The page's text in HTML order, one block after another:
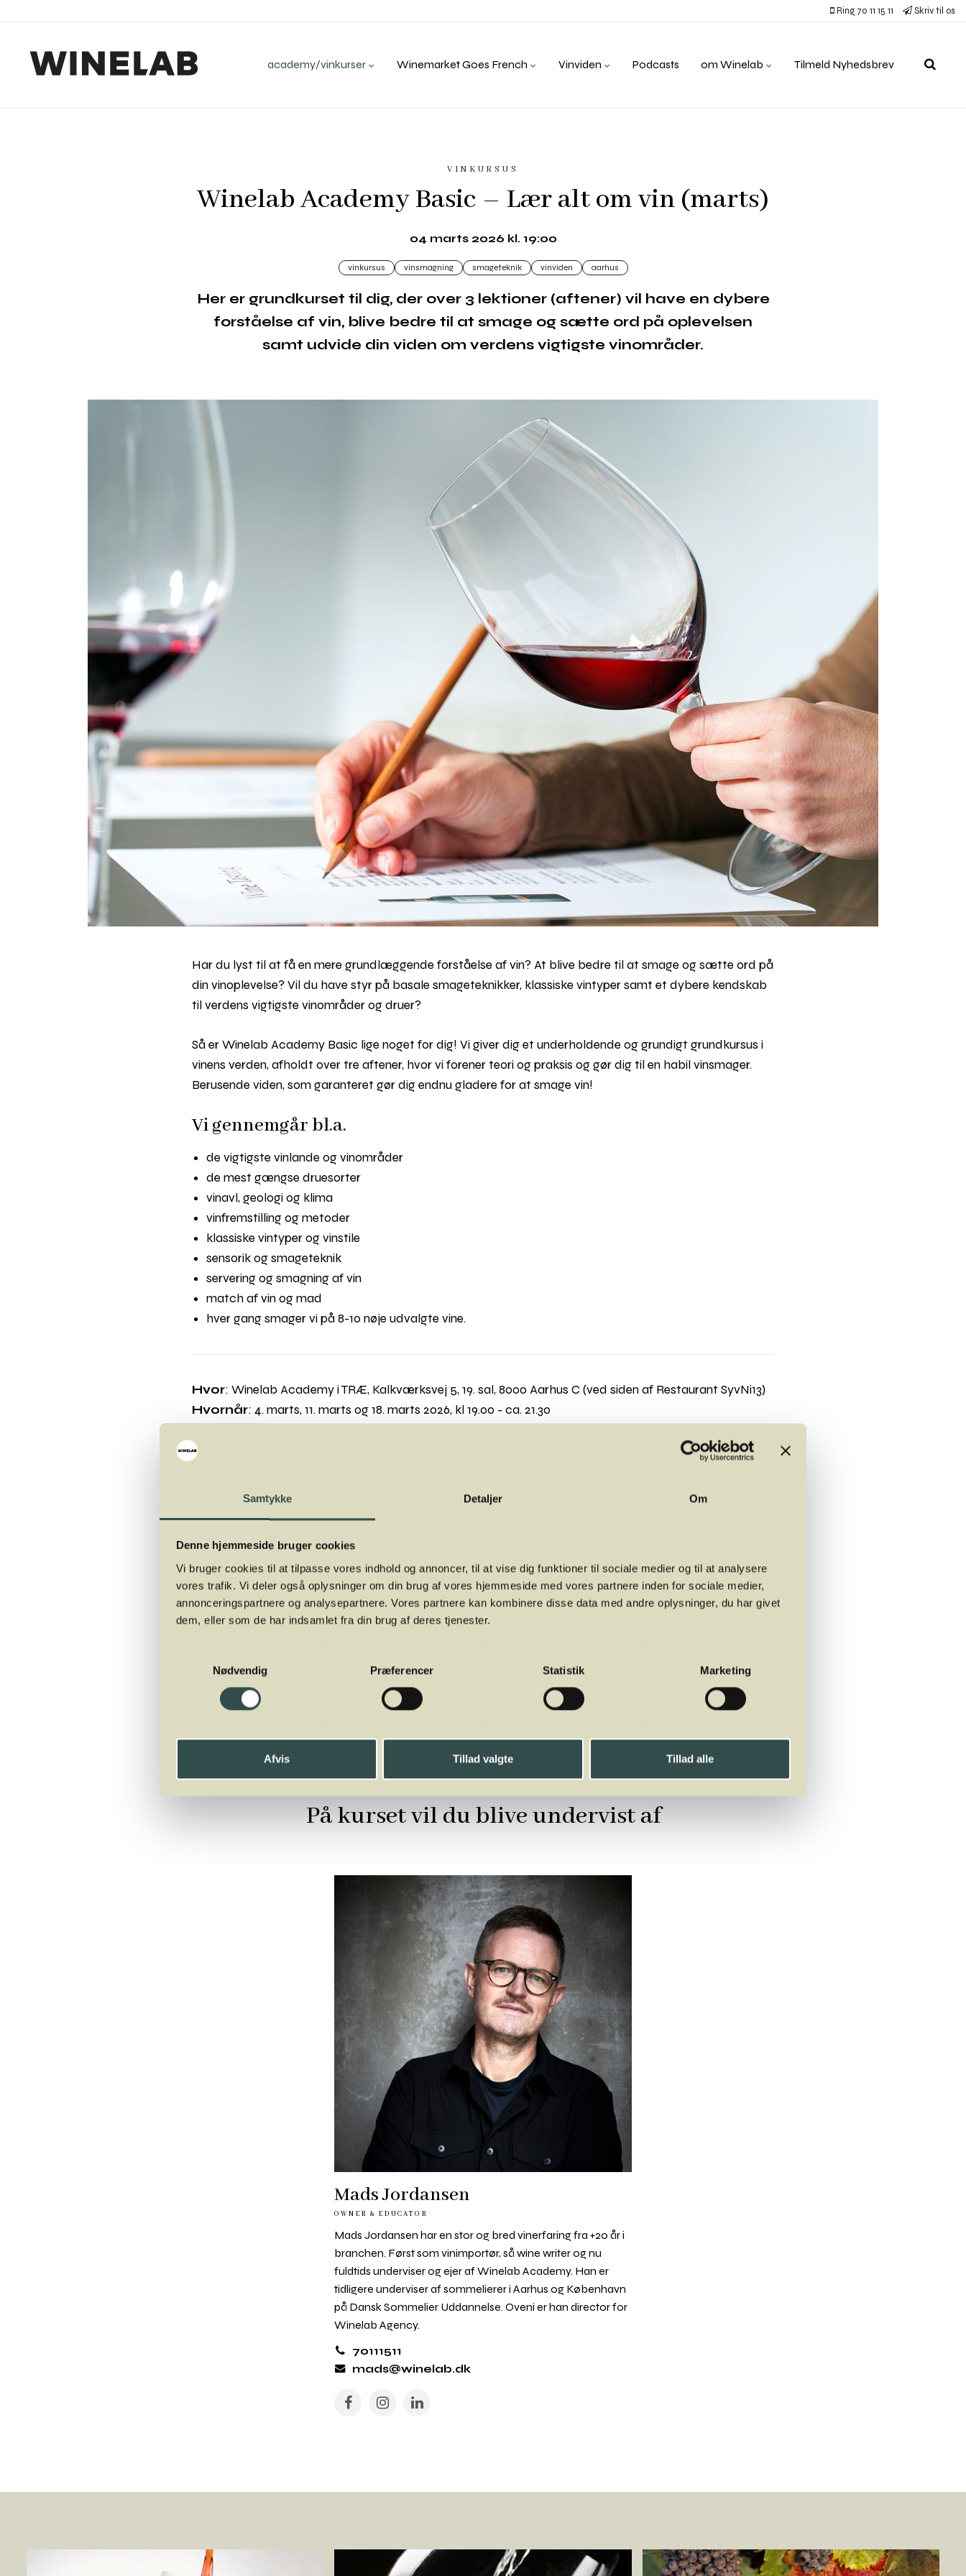
Samtykke Detaljer Om
Denne hjemmeside bruger cookies
Vi bruger cookies til at tilpasse vores indhold og annoncer, til at vise dig funktioner til sociale medier og til at analysere
vores trafik. Vi deler også oplysninger om din brug af vores hjemmeside med vores partnere inden for sociale medier,
annonceringspartnere og analysepartnere. Vores partnere kan kombinere disse data med andre oplysninger, du har givet
dem, eller som de har indsamlet fra din brug af deres tjenester.
Nødvendig
Præferencer Statistik Marketing
Afvis Tillad valgte Tillad alle
Ring 70 11 15 11 Skriv til os
academy/vinkurser Winemarket Goes French Vinviden Podcasts om Winelab Tilmeld Nyhedsbrev
VINKURSUS
Winelab Academy Basic – Lær alt om vin (marts)
04 marts 2026 kl. 19:00
vinkursus vinsmagning smageteknik vinviden aarhus
Her er grundkurset til dig, der over 3 lektioner (aftener) vil have en dybere
forståelse af vin, blive bedre til at smage og sætte ord på oplevelsen
samt udvide din viden om verdens vigtigste vinområder.
Har du lyst til at få en mere grundlæggende forståelse af vin? At blive bedre til at smage og sætte ord på
din vinoplevelse? Vil du have styr på basale smageteknikker, klassiske vintyper samt et dybere kendskab
til verdens vigtigste vinområder og druer?
Så er Winelab Academy Basic lige noget for dig! Vi giver dig et underholdende og grundigt grundkursus i
vinens verden, afholdt over tre aftener, hvor vi forener teori og praksis og gør dig til en habil vinsmager.
Berusende viden, som garanteret gør dig endnu gladere for at smage vin!
Vi gennemgår bl.a.
de vigtigste vinlande og vinområder
de mest gængse druesorter
vinavl, geologi og klima
vinfremstilling og metoder
klassiske vintyper og vinstile
sensorik og smageteknik
servering og smagning af vin
match af vin og mad
hver gang smager vi på 8-10 nøje udvalgte vine.
Hvor: Winelab Academy i TRÆ, Kalkværksvej 5, 19. sal, 8000 Aarhus C (ved siden af Restaurant SyvNi13)
Hvornår: 4. marts, 11. marts og 18. marts 2026, kl 19.00 - ca. 21.30
Underviser
: 1.475,-
at deltage.
Køb kursus
På kurset vil du blive undervist af
Mads Jordansen
OWNER & EDUCATOR
Mads Jordansen har en stor og bred vinerfaring fra +20 år i
branchen. Først som vinimportør, så wine writer og nu
fuldtids underviser og ejer af Winelab Academy. Han er
tidligere underviser af sommelierer i Aarhus og København
på Dansk Sommelier Uddannelse. Oveni er han director for
Winelab Agency.
70111511
mads@winelab.dk